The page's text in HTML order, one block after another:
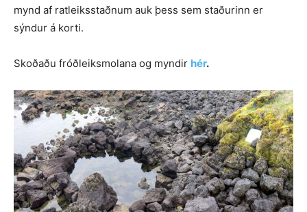
mynd af ratleiksstaðnum auk þess sem staðurinn er
sýndur á korti.
Skoðaðu fróðleiksmolana og myndir hér.